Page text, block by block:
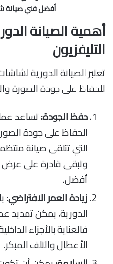
أفضل فني صيانة
أهمية الصيانة
التليفزيون
تعتبر الصيانة الدورية
للحفاظ على جودة الصورة
حفظ الجودة:تساعد
الحفاظ على جودة
التي تتلقى صيانة
وتبقى قادرة على عرض
أفضل.
زيادة العمر الافتراضي:
الدورية، يمكن تمديد
فالعناية بالأجزاء
الأعطال والتلف المبكر.